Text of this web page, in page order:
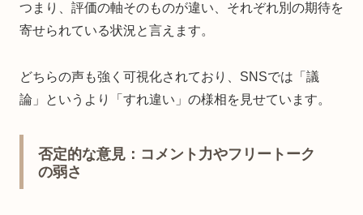
つまり、評価の軸そのものが違い、それぞれ別の期待を
寄せられている状況と言えます。
どちらの声も強く可視化されており、SNSでは「議
論」というより「すれ違い」の様相を見せています。
否定的な意見：コメント力やフリートーク
の弱さ